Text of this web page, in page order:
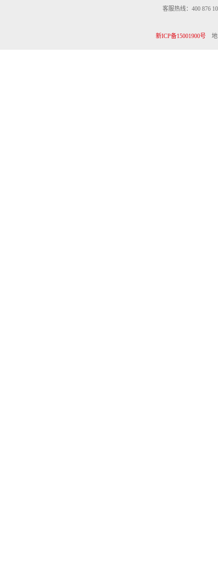
客服热线：400 876
新ICP备15001900号地